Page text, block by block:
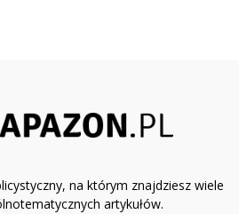
na którym znajdziesz wiele
artykułów.